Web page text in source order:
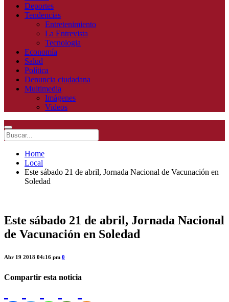
Deportes
Tendencias
Entretenimiento
La Entrevista
Tecnologia
Economía
Salud
Política
Denuncia ciudadana
Multimedia
Imágenes
Videos
Home
Local
Este sábado 21 de abril, Jornada Nacional de Vacunación en
Soledad
Este sábado 21 de abril, Jornada Nacional
de Vacunación en Soledad
Abr 19 2018 04:16 pm 0
Compartir esta noticia